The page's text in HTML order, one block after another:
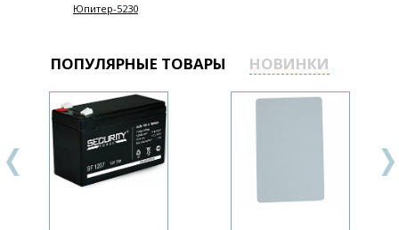
Юпитер-5230
ПОПУЛЯРНЫЕ ТОВАРЫ НОВИНКИ